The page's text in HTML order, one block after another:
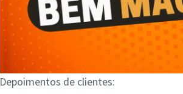
Depoimentos de clientes: